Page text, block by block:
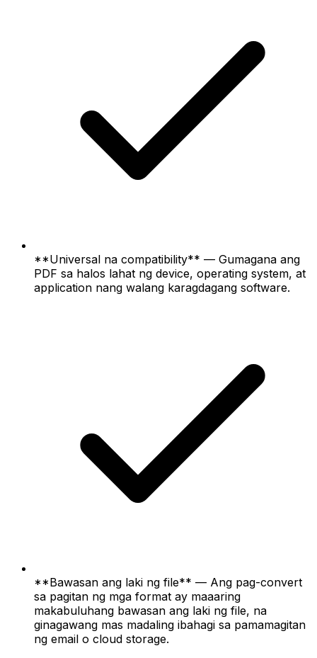
**Universal na compatibility** — Gumagana ang
PDF sa halos lahat ng device, operating system, at
application nang walang karagdagang software.
**Bawasan ang laki ng file** — Ang pag-convert
sa pagitan ng mga format ay maaaring
makabuluhang bawasan ang laki ng file, na
ginagawang mas madaling ibahagi sa pamamagitan
ng email o cloud storage.